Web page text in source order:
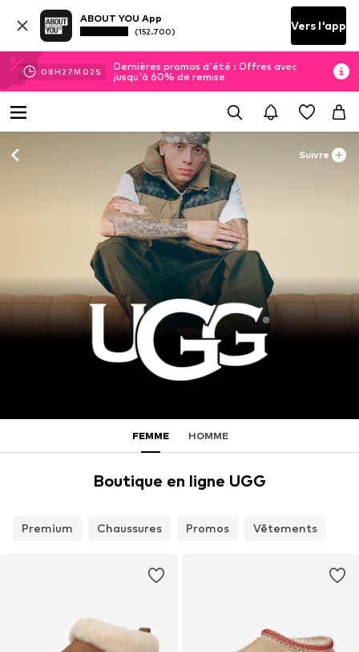
ABOUT YOU App
(152.700) Vers l'app
08H 26M 59 S
Dernières promos d'été : Offres avec
jusqu'à 60% de remise
Suivre
FEMME HOMME
Boutique en ligne UGG
Premium Chaussures Promos Vêtements